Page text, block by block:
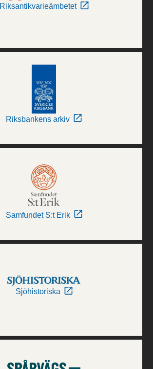
Riksantikvarieämbetet
Riksbankens arkiv
Samfundet S:t Erik
Sjöhistoriska